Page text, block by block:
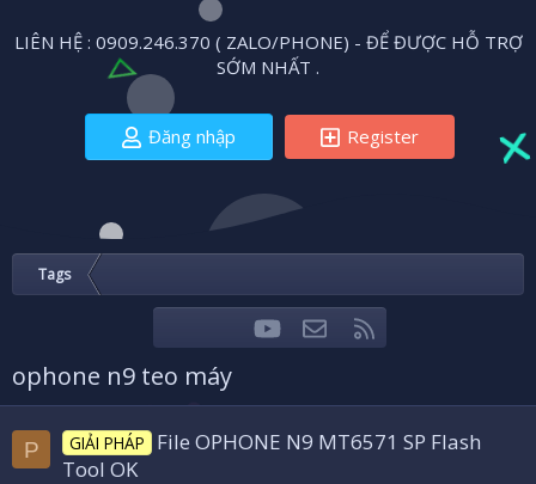
LIÊN HỆ : 0909.246.370 ( ZALO/PHONE) - ĐỂ ĐƯỢC HỖ TRỢ
SỚM NHẤT .
Đăng nhập Register
Tags
FacebookTwitteryoutubeLiên hệ
ophone n9 teo máy
P GIẢI PHÁP
File OPHONE N9 MT6571 SP Flash
Tool OK